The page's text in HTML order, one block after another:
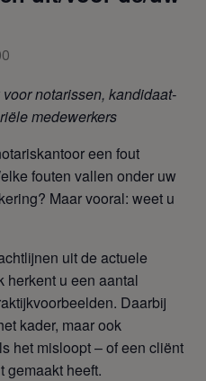
notarissen, kandidaat-
medewerkers
een fout
fouten vallen onder uw
Maar vooral: weet u
uit de actuele
herkent u een aantal
Daarbij
kader, maar ook
het misloopt – of een cliënt
gemaakt heeft.